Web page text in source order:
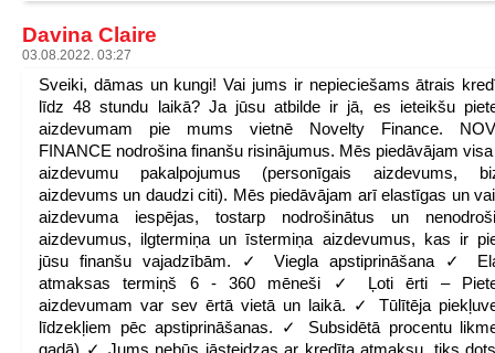
Davina Claire
03.08.2022. 03:27
Sveiki, dāmas un kungi! Vai jums ir nepieciešams ātrais
līdz 48 stundu laikā? Ja jūsu atbilde ir jā, es ieteikšu
aizdevumam pie mums vietnē Novelty Finance.
FINANCE nodrošina finanšu risinājumus. Mēs piedāvājam
aizdevumu pakalpojumus (personīgais aizdevums,
aizdevums un daudzi citi). Mēs piedāvājam arī elastīgas un
aizdevuma iespējas, tostarp nodrošinātus un
aizdevumus, ilgtermiņa un īstermiņa aizdevumus, kas ir
jūsu finanšu vajadzībām. ✓ Viegla apstiprināšana ✓
atmaksas termiņš 6 - 360 mēneši ✓ Ļoti ērti –
aizdevumam var sev ērtā vietā un laikā. ✓ Tūlītēja
līdzekļiem pēc apstiprināšanas. ✓ Subsidētā procentu
gadā) ✓ Jums nebūs jāsteidzas ar kredīta atmaksu, tiks